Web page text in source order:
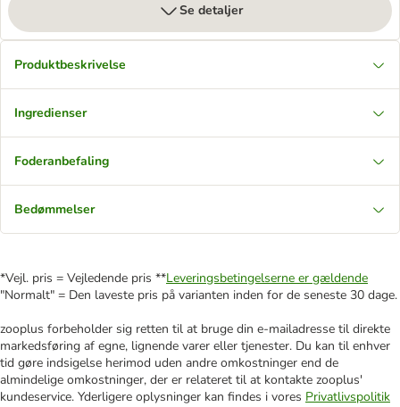
Se detaljer
Produktbeskrivelse
Ingredienser
Foderanbefaling
Bedømmelser
*Vejl. pris = Vejledende pris **Leveringsbetingelserne er gældende
"Normalt" = Den laveste pris på varianten inden for de seneste 30 dage.
zooplus forbeholder sig retten til at bruge din e-mailadresse til direkte
markedsføring af egne, lignende varer eller tjenester. Du kan til enhver
tid gøre indsigelse herimod uden andre omkostninger end de
almindelige omkostninger, der er relateret til at kontakte zooplus'
kundeservice. Yderligere oplysninger kan findes i vores Privatlivspolitik